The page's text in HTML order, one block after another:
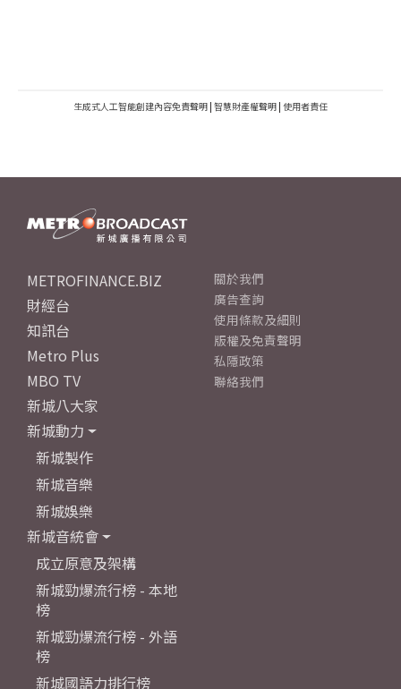
生成式人工智能創建內容免責聲明 | 智慧財產權聲明 | 使用者責任
METROFINANCE.BIZ
財經台
知訊台
Metro Plus
MBO TV
新城八大家
新城動力
新城製作
新城音樂
新城娛樂
新城音統會
成立原意及架構
新城勁爆流行榜 - 本地
榜
新城勁爆流行榜 - 外語
榜
新城國語力排行榜
關於我們
廣告查詢
使用條款及細則
版權及免責聲明
私隱政策
聯絡我們